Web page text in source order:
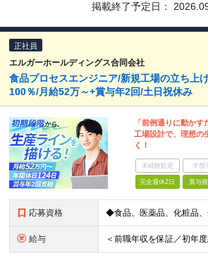
掲載終了予定日：
正社員
エルガーホールディングス合同会社
食品プロセスエンジニア/新規工場の立ち上
100％/月給52万～+賞与年2回/土日祝休み
「前例通りに動か
工場設計で、理想の
く！
未経験歓迎 学歴
完全週休2日 賞与
応募資格
給与